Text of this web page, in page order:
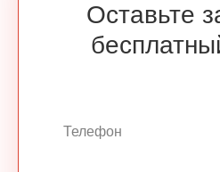
Оставьте